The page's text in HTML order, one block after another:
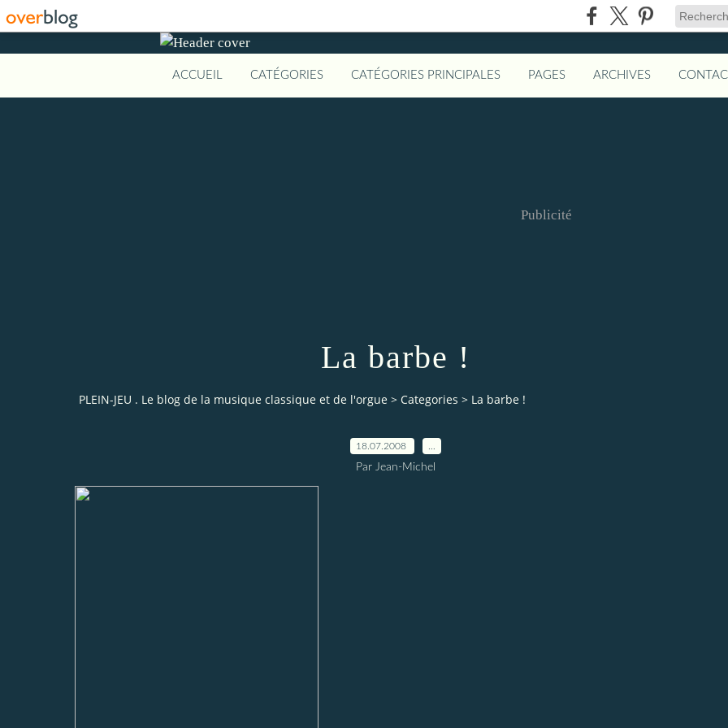
ACCUEIL CATÉGORIES CATÉGORIES PRINCIPALES PAGES ARCHIVES
Publicité
La barbe !
PLEIN-JEU . Le blog de la musique classique et de l'orgue > Categories > La barbe !
18.07.2008
Par Jean-Michel